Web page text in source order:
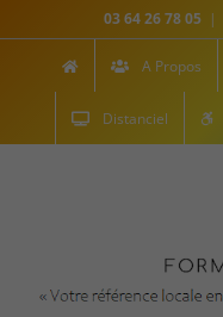
to
03 64 26 78 05 |
A Propos
Distanciel